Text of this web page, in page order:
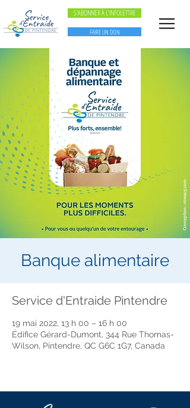
S'ABONNER À L'INFOLETTRE
FAIRE UN DON
Banque alimentaire
Service d'Entraide Pintendre
19 mai 2022, 13 h 00 – 16 h 00
Édifice Gérard-Dumont, 344 Rue Thomas-
Wilson, Pintendre, QC G6C 1G7, Canada